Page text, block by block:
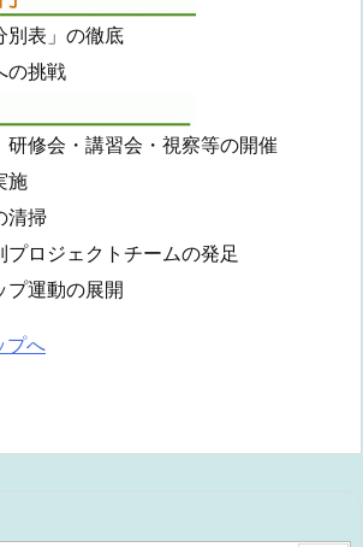
別表」の徹底
の挑戦
研修会・講習会・視察等の開催
施
清掃
プロジェクトチームの発足
プ運動の展開
プへ